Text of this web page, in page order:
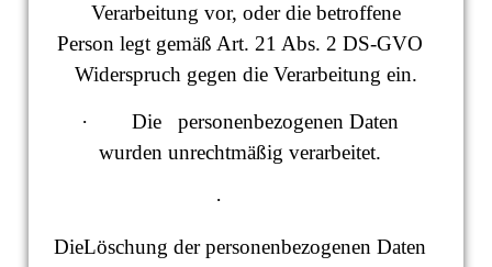
Verarbeitung vor, oder die betroffene
Person legt gemäß Art. 21 Abs. 2 DS-GVO
Widerspruch gegen die Verarbeitung ein.
· Die personenbezogenen Daten
wurden unrechtmäßig verarbeitet.
·
DieLöschung der personenbezogenen Daten